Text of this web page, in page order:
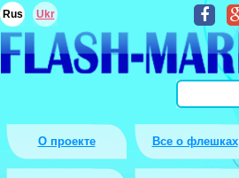
О проекте Все о флешках
Rus Ukr